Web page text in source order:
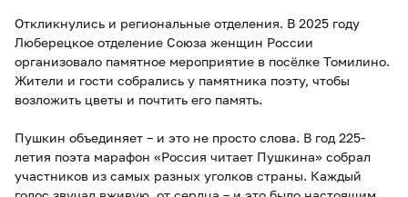
Откликнулись и региональные отделения. В 2025 году
Люберецкое отделение Союза женщин России
организовало памятное мероприятие в посёлке Томилино.
Жители и гости собрались у памятника поэту, чтобы
возложить цветы и почтить его память.
Пушкин объединяет – и это не просто слова. В год 225-
летия поэта марафон «Россия читает Пушкина» собрал
участников из самых разных уголков страны. Каждый